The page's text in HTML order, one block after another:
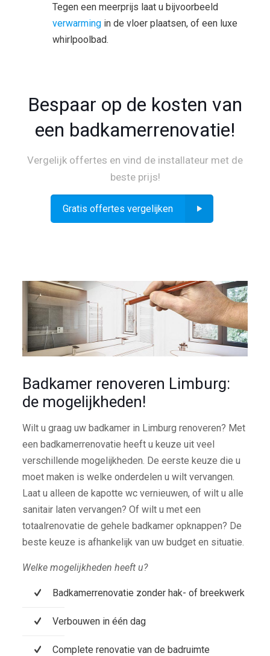
Tegen een meerprijs laat u bijvoorbeeld
verwarmingin de vloer plaatsen, of een luxe
whirlpoolbad.
Bespaar op de kosten van
een badkamerrenovatie!
Vergelijk offertes en vind de installateur met de
beste prijs!
Gratis offertes vergelijken
Badkamer renoveren Limburg:
de mogelijkheden!
Wilt u graag uw badkamer in Limburg renoveren? Met
een badkamerrenovatie heeft u keuze uit veel
verschillende mogelijkheden. De eerste keuze die u
moet maken is welke onderdelen u wilt vervangen.
Laat u alleen de kapotte wc vernieuwen, of wilt u alle
sanitair laten vervangen? Of wilt u met een
totaalrenovatie de gehele badkamer opknappen? De
beste keuze is afhankelijk van uw budget en situatie.
Welke mogelijkheden heeft u?
Badkamerrenovatie zonder hak- of breekwerk
Verbouwen in één dag
Complete renovatie van de badruimte